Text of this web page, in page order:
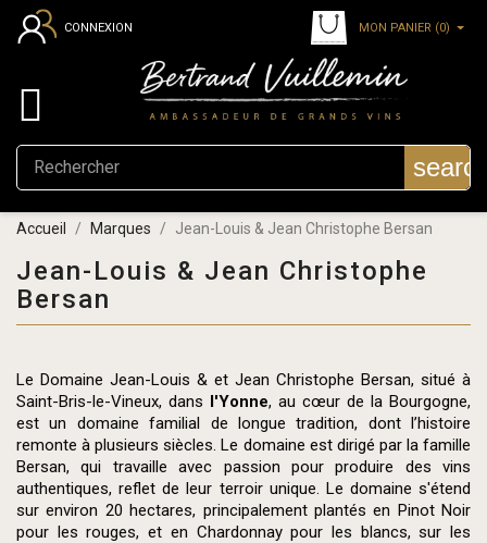
CONNEXION MON PANIER (0)

Accueil Marques Jean-Louis & Jean Christophe Bersan
Jean-Louis & Jean Christophe
Bersan
Le Domaine Jean-Louis & et Jean Christophe Bersan, situé à
Saint-Bris-le-Vineux, dans l'Yonne, au cœur de la Bourgogne,
est un domaine familial de longue tradition, dont l’histoire
remonte à plusieurs siècles. Le domaine est dirigé par la famille
Bersan, qui travaille avec passion pour produire des vins
authentiques, reflet de leur terroir unique. Le domaine s'étend
sur environ 20 hectares, principalement plantés en Pinot Noir
pour les rouges, et en Chardonnay pour les blancs, sur les